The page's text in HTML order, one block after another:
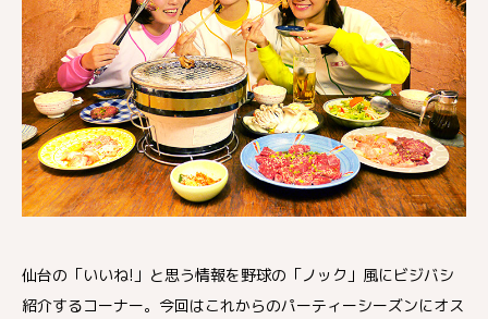
仙台の「いいね!」と思う情報を野球の「ノック」風にビジバシ
紹介するコーナー。今回はこれからのパーティーシーズンにオス